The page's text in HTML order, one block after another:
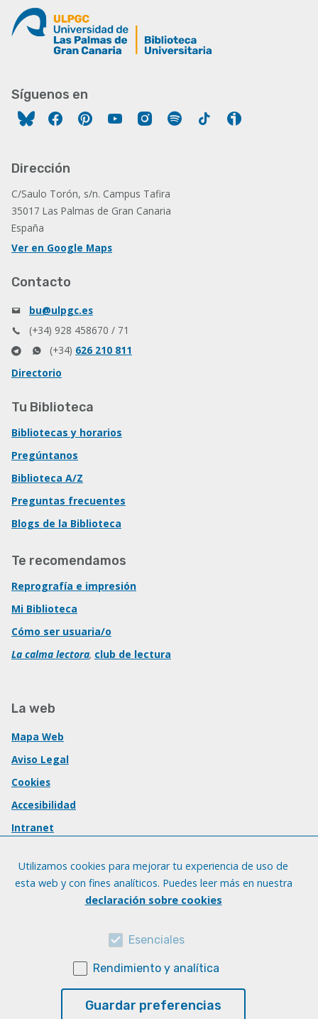
Síguenos en
FacebookPinterestYouTubeInstagram
Spotify Tiktok
Dirección
C/Saulo Torón, s/n. Campus Tafira
35017 Las Palmas de Gran Canaria
España
Ver en Google Maps
Contacto
bu@ulpgc.es
(+34) 928 458670 / 71
(+34) 626 210 811
Directorio
Tu Biblioteca
Bibliotecas y horarios
Pregúntanos
Biblioteca A/Z
Preguntas frecuentes
Blogs de la Biblioteca
Te recomendamos
Reprografía e impresión
Mi Biblioteca
Cómo ser usuaria/o
La calma lectora, club de lectura
La web
Mapa Web
Aviso Legal
Cookies
Accesibilidad
Intranet
Utilizamos cookies para mejorar tu experiencia de uso de
esta web y con fines analíticos. Puedes leer más en nuestra
declaración sobre cookies
Esenciales
Rendimiento y analítica
Guardar preferencias